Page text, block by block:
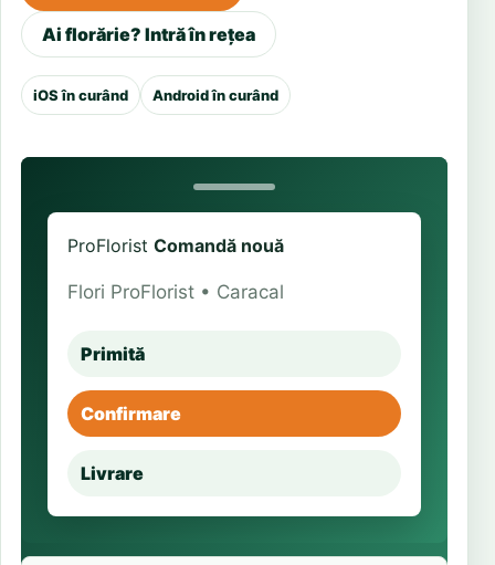
Ai florărie? Intră în rețea
iOS în curând Android în curând
ProFlorist Comandă nouă
Flori ProFlorist • Caracal
Primită
Confirmare
Livrare